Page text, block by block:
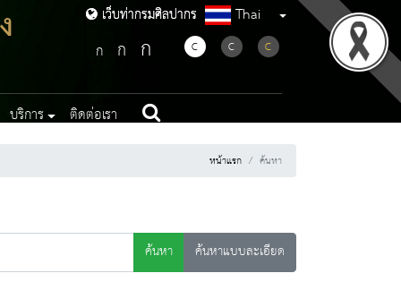
เว็บท่ากรมศิลปากร
เว็บท่ากรมศิลปากร Thai
ก ก ก C C C
บริการ ติดต่อเรา
หน้าแรก ค้นหา
ค้นหา
ค้นหาแบบละเอียด